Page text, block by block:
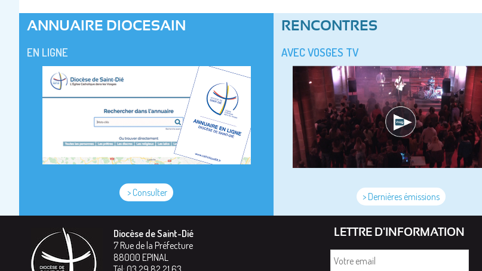
ANNUAIRE DIOCESAIN
EN LIGNE
> Consulter
RENCONTRES
AVEC VOSGES TV
> Dernières émissions
Diocèse de Saint-Dié
7 Rue de la Préfecture
88000 EPINAL
LETTRE D'INFORMATION